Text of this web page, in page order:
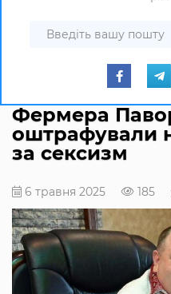
Фермера
оштрафували
за сексизм
6 травня 2025 185